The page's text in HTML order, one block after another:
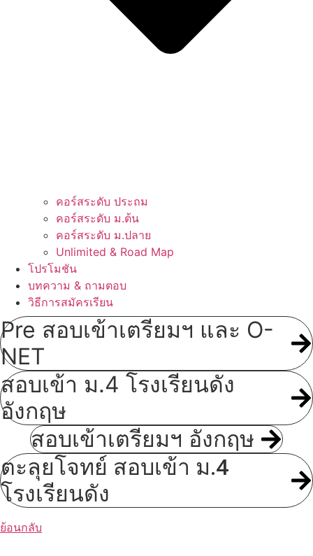
คอร์สระดับ ประถม
คอร์สระดับ ม.ต้น
คอร์สระดับ ม.ปลาย
Unlimited & Road Map
โปรโมชัน
บทความ & ถามตอบ
วิธีการสมัครเรียน
Pre สอบเข้าเตรียมฯ และ O-
NET
สอบเข้า ม.4 โรงเรียนดัง
อังกฤษ
สอบเข้าเตรียมฯ อังกฤษ
ตะลุยโจทย์ สอบเข้า ม.4
โรงเรียนดัง
ย้อนกลับ